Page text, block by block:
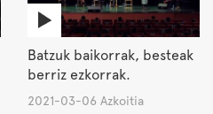
Batzuk baikorrak, besteak
berriz ezkorrak.
2021-03-06 Azkoitia